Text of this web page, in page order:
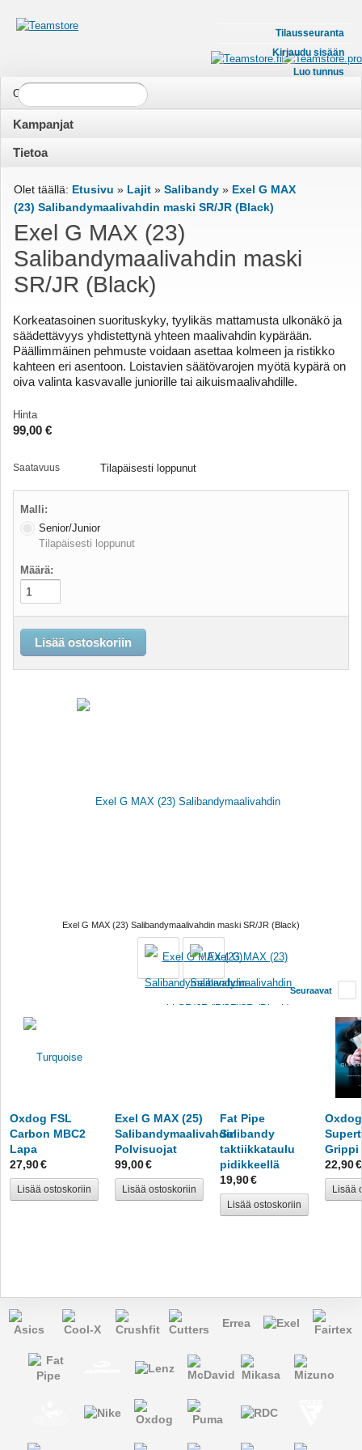
Tilausseuranta
Kirjaudu sisään
Luo tunnus
Merkit
Kassit
Vaatteet
Ravinteet
Kamppailu
Valmennus, tuomarointi ja huolto
Salibandy
Mailat, lavat ja gripit
Hanskat
Maskit
Muut varusteet
Mailalaukut
Sulkapallo
Pöytätennis
Yleisurheilu
Kengät
Maalit, korit ja verkot
Armeijan kurssipuvut
Kampanjat
Poistonurkka
Tietoa
Myymälä
Toimitusehdot
Tietosuojaseloste
Evästekäytäntö
Ota yhteyttä
Olet täällä: Etusivu » Lajit » Salibandy » Exel G MAX
(23) Salibandymaalivahdin maski SR/JR (Black)
Exel G MAX (23)
Salibandymaalivahdin maski
SR/JR (Black)
Korkeatasoinen suorituskyky, tyylikäs mattamusta ulkonäkö ja
säädettävyys yhdistettynä yhteen maalivahdin kypärään.
Päällimmäinen pehmuste voidaan asettaa kolmeen ja ristikko
kahteen eri asentoon. Loistavien säätövarojen myötä kypärä on
oiva valinta kasvavalle juniorille tai aikuismaalivahdille.
Hinta
99,00 €
Saatavuus Tilapäisesti loppunut
Malli:
Senior/Junior
Tilapäisesti loppunut
Määrä:
Lisää ostoskoriin
Exel G MAX (23) Salibandymaalivahdin maski SR/JR (Black)
Seuraavat
Oxdog FSL
Carbon MBC2
Lapa
27,90€
Lisää ostoskoriin
Exel G MAX (25)
Salibandymaalivahdin
Polvisuojat
99,00€
Lisää ostoskoriin
Fat Pipe
Salibandy
taktiikkataulu
pidikkeellä
19,90€
Lisää ostoskoriin
Oxdog
Grippi
22,90€
Lisää
Ostoskorisi on tyhjä
Errea